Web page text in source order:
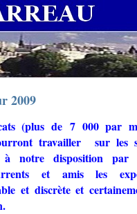
2009
(plus de 7 000 par
travailler
sur les
à notre disposition par
et amis les
et discrète et